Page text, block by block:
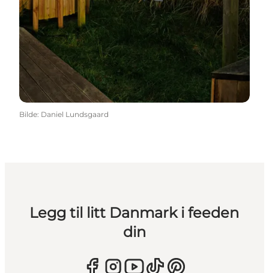
Bilde: Daniel Lundsgaard
Legg til litt Danmark i feeden
din